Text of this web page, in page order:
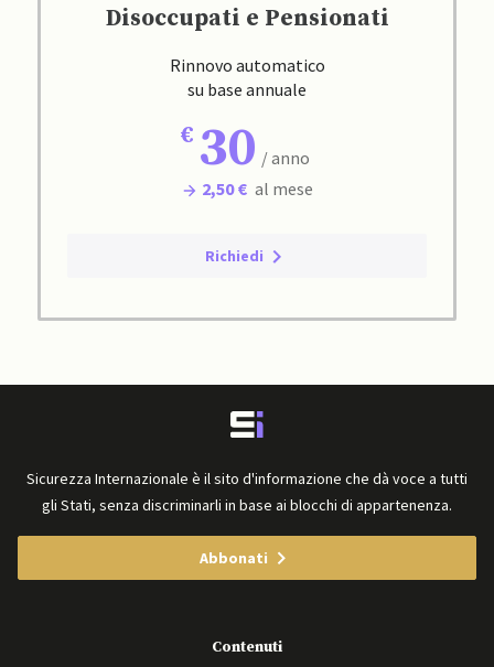
Disoccupati e Pensionati
Rinnovo automatico
su base annuale
30 / anno
2,50 € al mese
Richiedi
Sicurezza Internazionale è il sito d'informazione che dà voce a tutti
gli Stati, senza discriminarli in base ai blocchi di appartenenza.
Abbonati
Contenuti